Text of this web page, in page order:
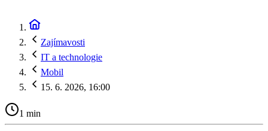
Zajímavosti
IT a technologie
Mobil
15. 6. 2026, 16:00
1 min